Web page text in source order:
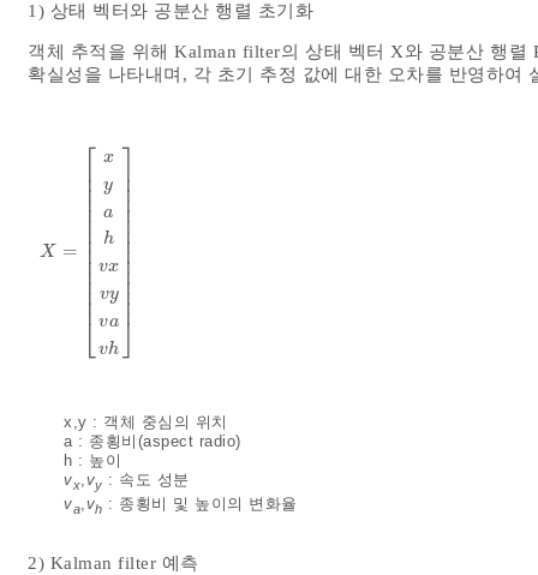
1) 상태 벡터와 공분산 행렬 초기화
객체 추적을 위해 Kalman filter의 상태 벡터 X와 공분산 행
확실성을 나타내며, 각 초기 추정 값에 대한 오차를 반영하여
X =
⎡
⎣
⎢⎢⎢⎢⎢⎢⎢⎢⎢⎢⎢⎢⎢⎢
x
y
a
h
vx
vy
va
vh
⎤
⎦
⎥⎥⎥⎥⎥⎥⎥⎥⎥⎥⎥⎥⎥⎥
X=xy a v
x,y : 객체 중심의 위치
a : 종횡비(aspect radio)
h : 높이
vx,vy : 속도 성분
va vh : 종횡비 및 높이의 변화율
2) Kalman filter 예측